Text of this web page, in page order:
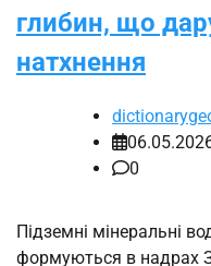
глибин, що
натхнення
0
Підземні мінеральні
формуються в надрах